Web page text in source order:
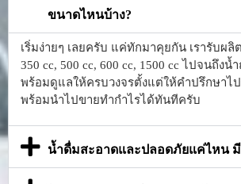
ขนาดไหนบ้าง?
เริ่มง่ายๆ เลยครับ แค่ทักมาคุยกัน เรารับผ
350 cc, 500 cc, 600 cc, 1500 cc ไปจนถึงน้ำ
พร้อมดูแลให้ครบวงจรตั้งแต่ให้คำปรึกษาไ
พร้อมนำไปขายทำกำไรได้ทันทีครับ
น้ำดื่มสะอาดและปลอดภัยแค่ไหน